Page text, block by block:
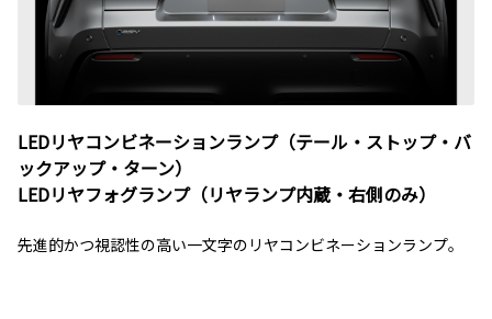
LEDリヤコンビネーションランプ（テール・ストップ・バ
ックアップ・ターン）
LEDリヤフォグランプ（リヤランプ内蔵・右側のみ）
先進的かつ視認性の高い一文字のリヤコンビネーションランプ。